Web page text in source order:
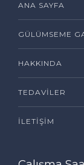
ANA SAYFA
GÜLÜMSEME
HAKKINDA
TEDAVILER
İLETIŞIM